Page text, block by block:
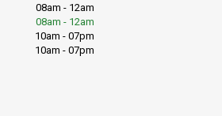
08am - 12am
08am - 12am
10am - 07pm
10am - 07pm